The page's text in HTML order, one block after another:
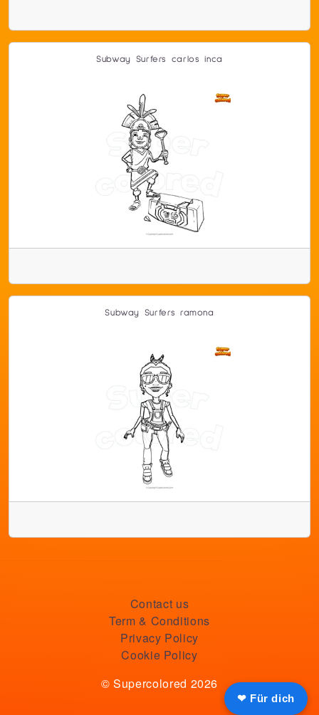
❤ Für dich
Subway Surfers carlos inca
Subway Surfers ramona
Contact us
Term & Conditions
Privacy Policy
Cookie Policy
© Supercolored 2026